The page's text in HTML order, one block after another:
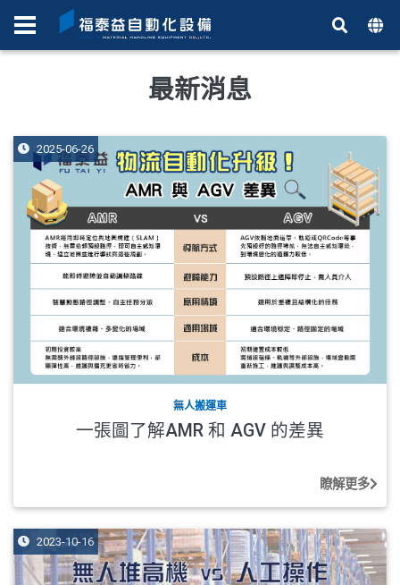
最新消息
2025-06-26
無人搬運車
一張圖了解AMR 和 AGV 的差異
瞭解更多
2023-10-16